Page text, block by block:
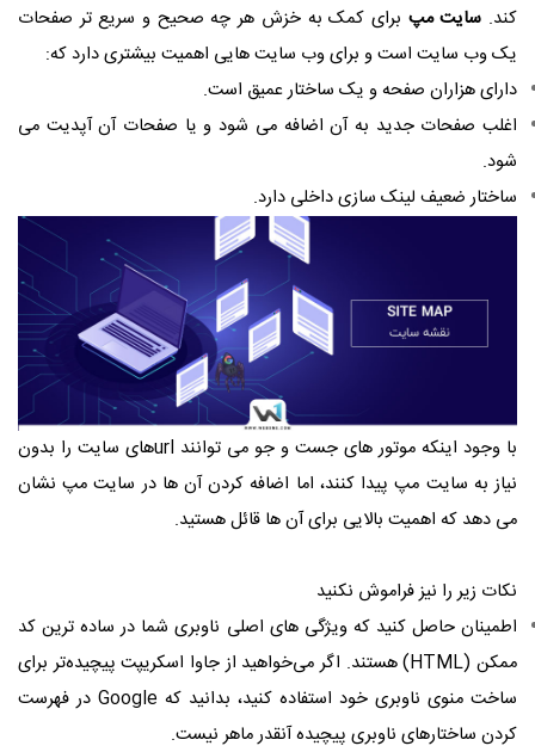
کند. سایت مپ برای کمک به خزش هر چه صحیح و سریع تر صفحات
یک وب سایت است و برای وب سایت هایی اهمیت بیشتری دارد که:
دارای هزاران صفحه و یک ساختار عمیق است.
اغلب صفحات جدید به آن اضافه می شود و یا صفحات آن آپدیت می
شود.
ساختار ضعیف لینک سازی داخلی دارد.
با وجود اینکه موتور های جست و جو می توانند urlهای سایت را بدون
نیاز به سایت مپ پیدا کنند، اما اضافه کردن آن ها در سایت مپ نشان
می دهد که اهمیت بالایی برای آن ها قائل هستید.
نکات زیر را نیز فراموش نکنید
اطمینان حاصل کنید که ویژگی های اصلی ناوبری شما در ساده ترین کد
ممکن (HTML) هستند. اگر می‌خواهید از جاوا اسکریپت پیچیده‌تر برای
ساخت منوی ناوبری خود استفاده کنید، بدانید که Google در فهرست
کردن ساختارهای ناوبری پیچیده آنقدر ماهر نیست.